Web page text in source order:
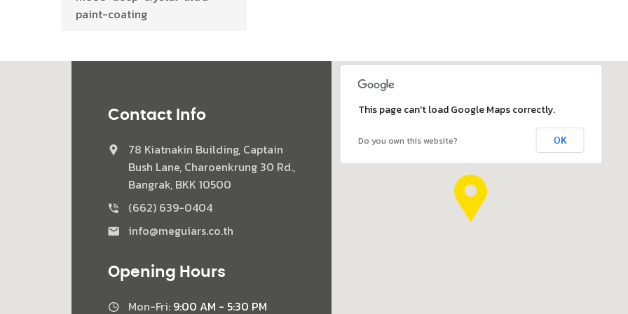
paint-coating
This page can't load Google Maps correctly.
Do you own this website? OK
Contact Info
78 Kiatnakin Building, Captain
Bush Lane, Charoenkrung 30 Rd.,
Bangrak, BKK 10500
(662) 639-0404
info@meguiars.co.th
Opening Hours
Mon-Fri: 9:00 AM - 5:30 PM